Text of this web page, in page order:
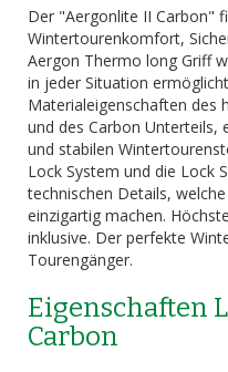
Der "Aergonlite II Carbon"
Wintertourenkomfort,
Aergon Thermo long Griff
in jeder Situation
Materialeigenschaften des
und des Carbon Unterteils,
und stabilen
Lock System und die Lock
technischen Details,
einzigartig machen.
inklusive. Der perfekte
Tourengänger.
Eigenschaften
Carbon